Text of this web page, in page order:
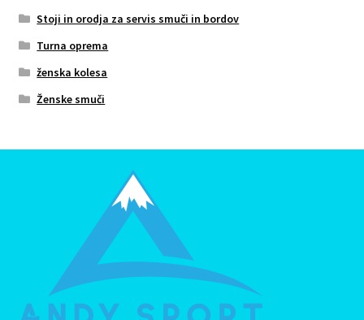
Stoji in orodja za servis smuči in bordov
Turna oprema
ženska kolesa
Ženske smuči